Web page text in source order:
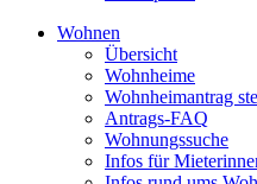
Wohnen
Übersicht
Wohnheime
Wohnheimantrag
Antrags-FAQ
Wohnungssuche
Infos für